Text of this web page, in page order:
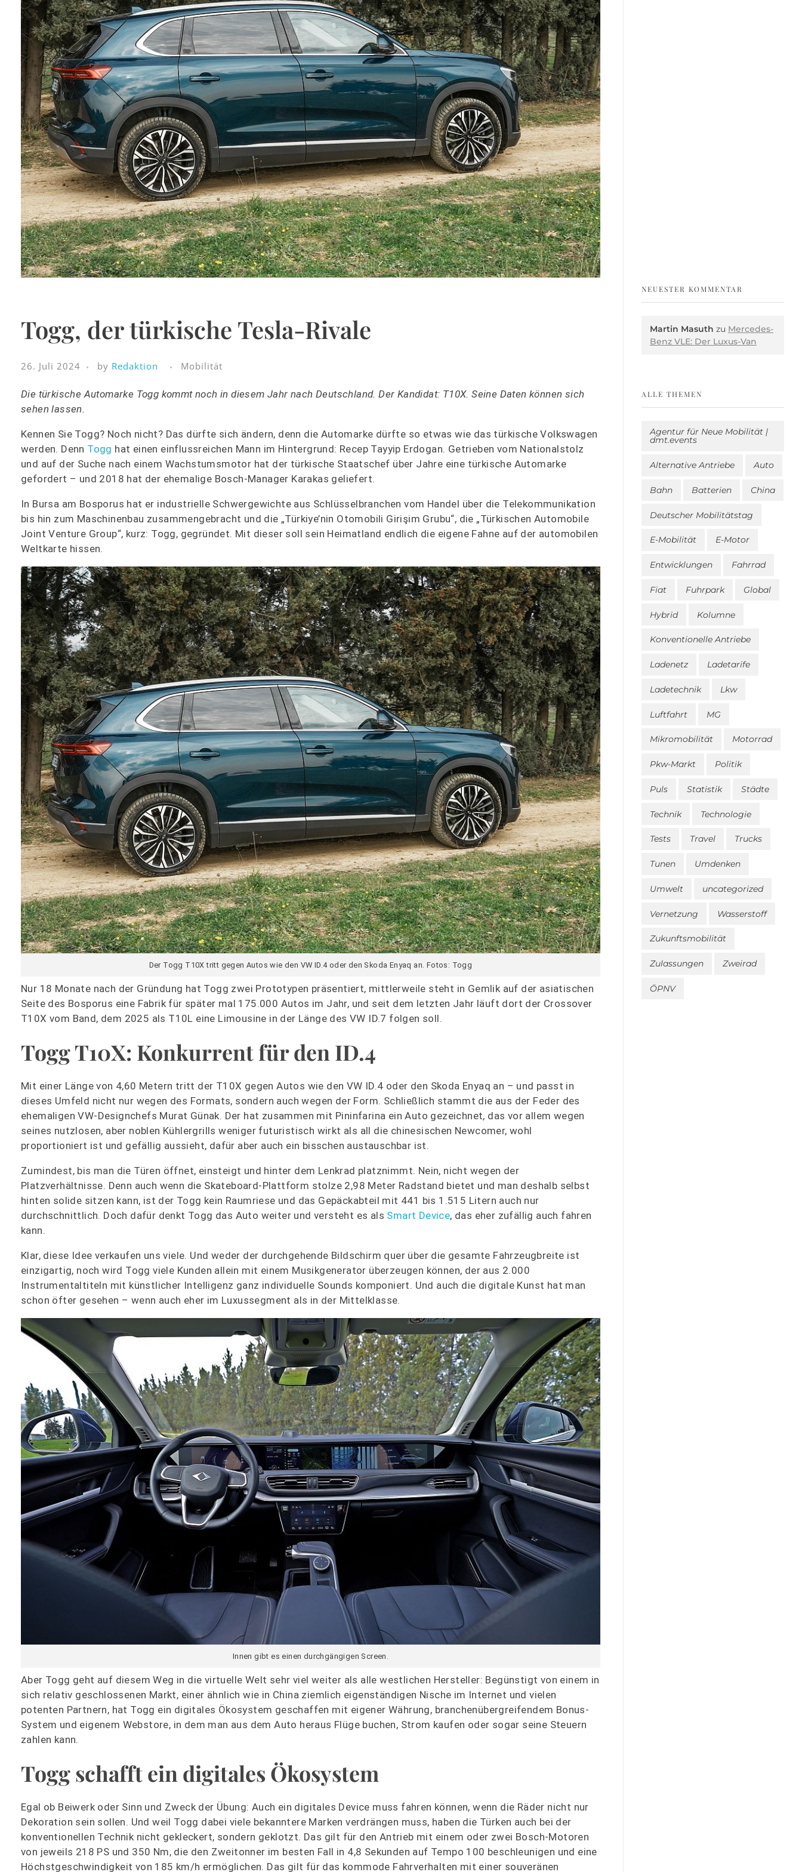
Togg, der türkische Tesla-Rivale
26. Juli 2024 by Redaktion Mobilität
Die türkische Automarke Togg kommt noch in diesem Jahr nach Deutschland. Der Kandidat: T10X. Seine Daten können sich
sehen lassen.
Kennen Sie Togg? Noch nicht? Das dürfte sich ändern, denn die Automarke dürfte so etwas wie das türkische Volkswagen
werden. Denn Togg hat einen einflussreichen Mann im Hintergrund: Recep Tayyip Erdogan. Getrieben vom Nationalstolz
und auf der Suche nach einem Wachstumsmotor hat der türkische Staatschef über Jahre eine türkische Automarke
gefordert – und 2018 hat der ehemalige Bosch-Manager Karakas geliefert.
In Bursa am Bosporus hat er industrielle Schwergewichte aus Schlüsselbranchen vom Handel über die Telekommunikation
bis hin zum Maschinenbau zusammengebracht und die „Türkiye’nin Otomobili Girişim Grubu“, die „Türkischen Automobile
Joint Venture Group“, kurz: Togg, gegründet. Mit dieser soll sein Heimatland endlich die eigene Fahne auf der automobilen
Weltkarte hissen.
Der Togg T10X tritt gegen Autos wie den VW ID.4 oder den Skoda Enyaq an. Fotos: Togg
Nur 18 Monate nach der Gründung hat Togg zwei Prototypen präsentiert, mittlerweile steht in Gemlik auf der asiatischen
Seite des Bosporus eine Fabrik für später mal 175.000 Autos im Jahr, und seit dem letzten Jahr läuft dort der Crossover
T10X vom Band, dem 2025 als T10L eine Limousine in der Länge des VW ID.7 folgen soll.
Togg T10X: Konkurrent für den ID.4
Mit einer Länge von 4,60 Metern tritt der T10X gegen Autos wie den VW ID.4 oder den Skoda Enyaq an – und passt in
dieses Umfeld nicht nur wegen des Formats, sondern auch wegen der Form. Schließlich stammt die aus der Feder des
ehemaligen VW-Designchefs Murat Günak. Der hat zusammen mit Pininfarina ein Auto gezeichnet, das vor allem wegen
seines nutzlosen, aber noblen Kühlergrills weniger futuristisch wirkt als all die chinesischen Newcomer, wohl
proportioniert ist und gefällig aussieht, dafür aber auch ein bisschen austauschbar ist.
Zumindest, bis man die Türen öffnet, einsteigt und hinter dem Lenkrad platznimmt. Nein, nicht wegen der
Platzverhältnisse. Denn auch wenn die Skateboard-Plattform stolze 2,98 Meter Radstand bietet und man deshalb selbst
hinten solide sitzen kann, ist der Togg kein Raumriese und das Gepäckabteil mit 441 bis 1.515 Litern auch nur
durchschnittlich. Doch dafür denkt Togg das Auto weiter und versteht es als Smart Device, das eher zufällig auch fahren
kann.
Klar, diese Idee verkaufen uns viele. Und weder der durchgehende Bildschirm quer über die gesamte Fahrzeugbreite ist
einzigartig, noch wird Togg viele Kunden allein mit einem Musikgenerator überzeugen können, der aus 2.000
Instrumentaltiteln mit künstlicher Intelligenz ganz individuelle Sounds komponiert. Und auch die digitale Kunst hat man
schon öfter gesehen – wenn auch eher im Luxussegment als in der Mittelklasse.
Innen gibt es einen durchgängigen Screen.
Aber Togg geht auf diesem Weg in die virtuelle Welt sehr viel weiter als alle westlichen Hersteller: Begünstigt von einem in
sich relativ geschlossenen Markt, einer ähnlich wie in China ziemlich eigenständigen Nische im Internet und vielen
potenten Partnern, hat Togg ein digitales Ökosystem geschaffen mit eigener Währung, branchenübergreifendem Bonus-
System und eigenem Webstore, in dem man aus dem Auto heraus Flüge buchen, Strom kaufen oder sogar seine Steuern
zahlen kann.
Togg schafft ein digitales Ökosystem
Egal ob Beiwerk oder Sinn und Zweck der Übung: Auch ein digitales Device muss fahren können, wenn die Räder nicht nur
Dekoration sein sollen. Und weil Togg dabei viele bekanntere Marken verdrängen muss, haben die Türken auch bei der
konventionellen Technik nicht gekleckert, sondern geklotzt. Das gilt für den Antrieb mit einem oder zwei Bosch-Motoren
von jeweils 218 PS und 350 Nm, die den Zweitonner im besten Fall in 4,8 Sekunden auf Tempo 100 beschleunigen und eine
Höchstgeschwindigkeit von 185 km/h ermöglichen. Das gilt für das kommode Fahrverhalten mit einer souveränen
NEUESTER KOMMENTAR
Martin Masuth zu Mercedes-
Benz VLE: Der Luxus-Van
ALLE THEMEN
Agentur für Neue Mobilität |
dmt.events
Alternative Antriebe Auto
Bahn Batterien China
Deutscher Mobilitätstag
E-Mobilität E-Motor
Entwicklungen Fahrrad
Fiat Fuhrpark Global
Hybrid Kolumne
Konventionelle Antriebe
Ladenetz Ladetarife
Ladetechnik Lkw
Luftfahrt MG
Mikromobilität Motorrad
Pkw-Markt Politik
Puls Statistik Städte
Technik Technologie
Tests Travel Trucks
Tunen Umdenken
Umwelt uncategorized
Vernetzung Wasserstoff
Zukunftsmobilität
Zulassungen Zweirad
ÖPNV